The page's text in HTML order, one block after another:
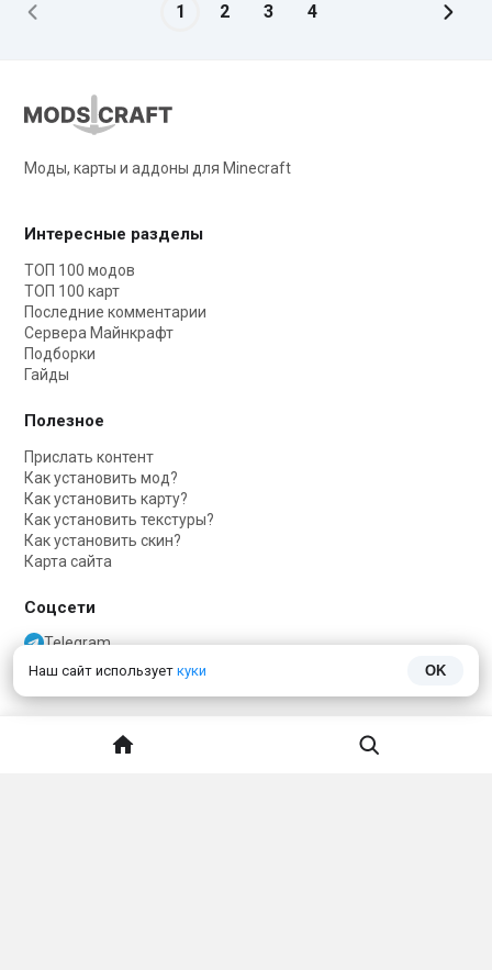
1 2 3 4
Наш сайт использует куки OK
Моды, карты и аддоны для Minecraft
Интересные разделы
ТОП 100 модов
ТОП 100 карт
Последние комментарии
Сервера Майнкрафт
Подборки
Гайды
Полезное
Прислать контент
Как установить мод?
Как установить карту?
Как установить текстуры?
Как установить скин?
Карта сайта
Соцсети
Telegram
Telegram чат
О нас Политика конфиденциальности